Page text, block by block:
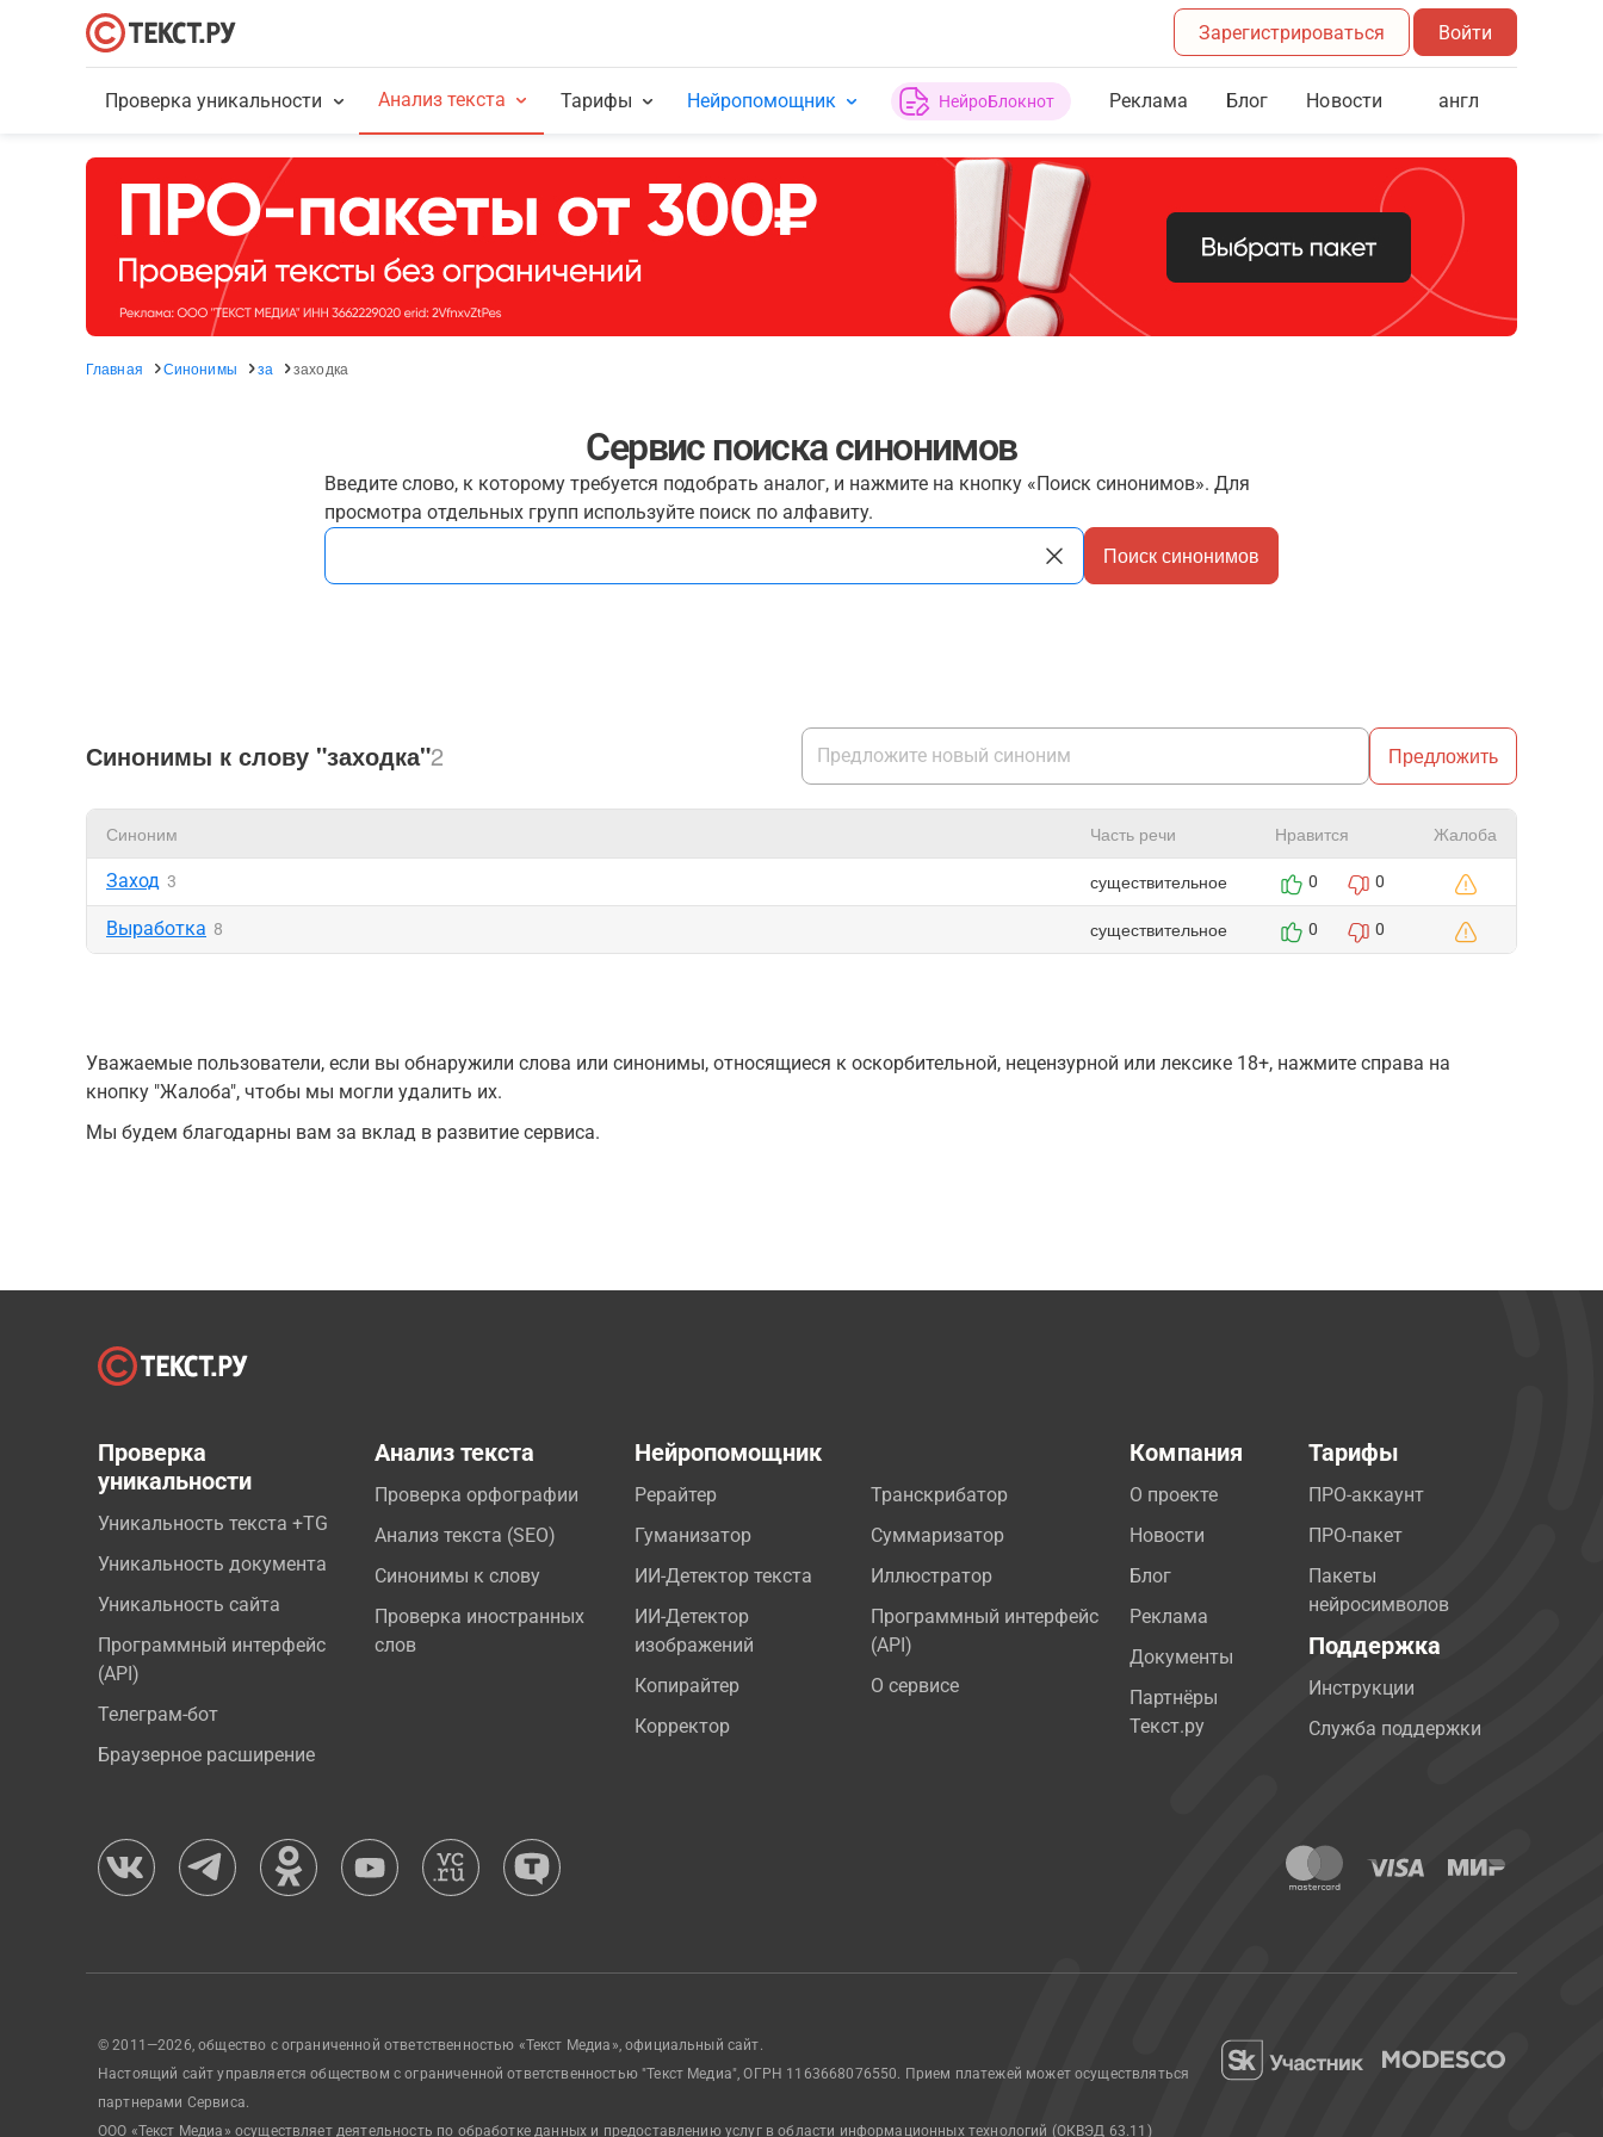
Зарегистрироваться Войти
Проверка уникальности Анализ текста Тарифы Нейропомощник НейроБлокнот Реклама Блог Новости англ
Главная Синонимы за заходка
Сервис поиска синонимов
Введите слово, к которому требуется подобрать аналог, и нажмите на кнопку «Поиск синонимов». Для
просмотра отдельных групп используйте поиск по алфавиту.
Поиск синонимов
Синонимы к слову "заходка"2 Предложить
Синоним Часть речи Нравится Жалоба
Заход 3 существительное 0 0
Выработка 8 существительное 0 0
Уважаемые пользователи, если вы обнаружили слова или синонимы, относящиеся к оскорбительной, нецензурной или лексике 18+, нажмите справа на
кнопку "Жалоба", чтобы мы могли удалить их.
Мы будем благодарны вам за вклад в развитие сервиса.
Проверка
уникальности
Уникальность текста +TG
Уникальность документа
Уникальность сайта
Программный интерфейс
(API)
Телеграм-бот
Браузерное расширение
Анализ текста
Проверка орфографии
Анализ текста (SEO)
Синонимы к слову
Проверка иностранных
слов
Нейропомощник
Рерайтер
Гуманизатор
ИИ-Детектор текста
ИИ-Детектор
изображений
Копирайтер
Корректор
Транскрибатор
Суммаризатор
Иллюстратор
Программный интерфейс
(API)
О сервисе
Компания
О проекте
Новости
Блог
Реклама
Документы
Партнёры
Текст.ру
Тарифы
ПРО-аккаунт
ПРО-пакет
Пакеты
нейросимволов
Поддержка
Инструкции
Служба поддержки
© 2011—2026, общество с ограниченной ответственностью «Текст Медиа», официальный сайт.
Настоящий сайт управляется обществом с ограниченной ответственностью "Текст Медиа", ОГРН 1163668076550. Прием платежей может осуществляться
партнерами Сервиса.
ООО «Текст Медиа» осуществляет деятельность по обработке данных и предоставлению услуг в области информационных технологий (ОКВЭД 63.11)